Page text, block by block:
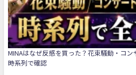
MINAはなぜ反感を買った？花束騒動・コ
時系列で確認